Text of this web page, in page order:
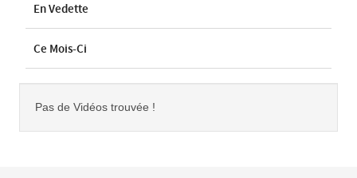
En Vedette
Ce Mois-Ci
Pas de Vidéos trouvée !